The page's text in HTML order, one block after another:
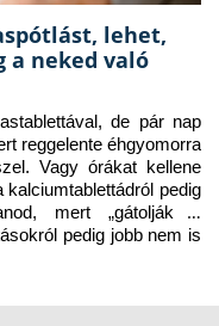
lehet,
a neked való
de pár nap
reggelente éhgyomorra
Vagy órákat kellene
pedig
mert „gátolják a
pedig jobb nem is